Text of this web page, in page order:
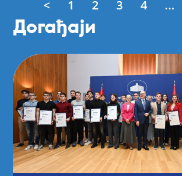
< 1 2 3 4 …
Догађаји